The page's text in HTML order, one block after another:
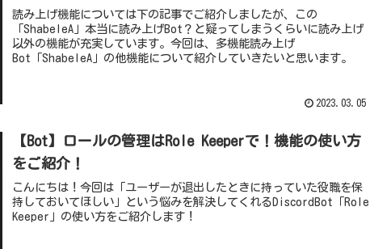
読み上げ機能については下の記事でご紹介しましたが、この
「ShabeleA」本当に読み上げBot？と疑ってしまうくらいに読み上げ
以外の機能が充実しています。今回は、多機能読み上げ
Bot「ShabeleA」の他機能について紹介していきたいと思います。
2023.03.05
【Bot】ロールの管理はRole Keeperで！機能の使い方
をご紹介！
こんにちは！今回は「ユーザーが退出したときに持っていた役職を保
持しておいてほしい」という悩みを解決してくれるDiscordBot「Role
Keeper」の使い方をご紹介します！